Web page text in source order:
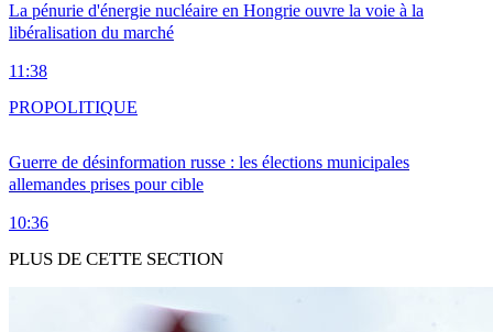
La pénurie d'énergie nucléaire en Hongrie ouvre la voie à la
libéralisation du marché
11:38
Guerre de désinformation russe : les élections municipales
allemandes prises pour cible
10:36
PROPOLITIQUE
PLUS DE CETTE SECTION